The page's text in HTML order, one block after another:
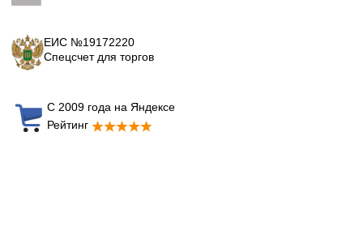
ЕИС №19172220
Спецсчет для торгов
С 2009 года на Яндексе
Рейтинг